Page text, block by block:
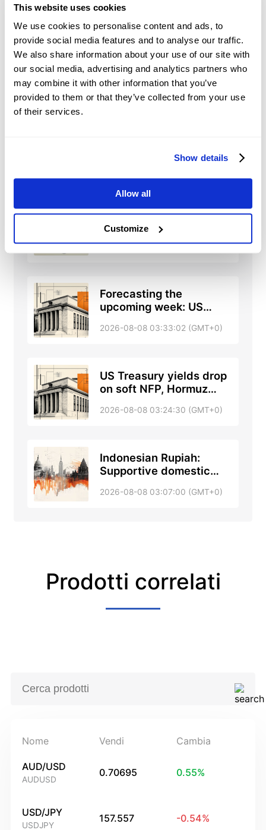
This website uses cookies
We use cookies to personalise content and ads, to
provide social media features and to analyse our traffic.
We also share information about your use of our site with
our social media, advertising and analytics partners who
may combine it with other information that you’ve
provided to them or that they’ve collected from your use
of their services.
Show details
Allow all
Customize
changes in interest rates can affect the
attractiveness of shares compared to
other asset classes.
Market Sentiment and
Speculation:traders’ perceptions and
expectations and speculative trading may
significantly influence shares’ prices.
Philippines: BSP policy
outlook shifts –
2026-08-08 03:42:00 (GMT+0)
Forecasting the
upcoming week: US
stage next week
2026-08-08 03:33:02 (GMT+0)
US Treasury yields drop
on soft NFP, Hormuz
2026-08-08 03:24:30 (GMT+0)
Indonesian Rupiah:
Supportive domestic
– Commerzbank
2026-08-08 03:07:00 (GMT+0)
Prodotti correlati
Nome Vendi Cambia
AUD/USD
AUDUSD
0.70695 0.55%
USD/JPY
USDJPY
157.557 -0.54%